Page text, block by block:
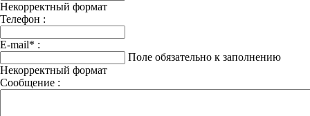
Некорректный формат
Телефон :
E-mail* :
Поле обязательно к заполнению
Некорректный формат
Сообщение :